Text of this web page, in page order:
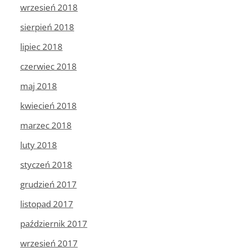
wrzesień 2018
sierpień 2018
lipiec 2018
czerwiec 2018
maj 2018
kwiecień 2018
marzec 2018
luty 2018
styczeń 2018
grudzień 2017
listopad 2017
październik 2017
wrzesień 2017